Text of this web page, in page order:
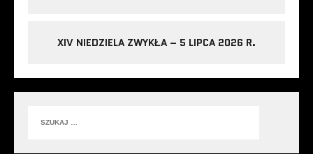
XIV NIEDZIELA ZWYKŁA – 5 LIPCA 2026 R.